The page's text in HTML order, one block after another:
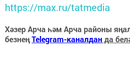
https://max.ru/tatmedia
Хәзер Арча һәм Арча районы
безнеңTelegram-каналданда